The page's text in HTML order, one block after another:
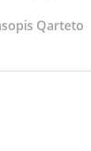
Qarteto